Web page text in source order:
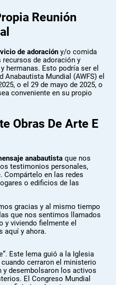
Reunión
de adoración y/o comida
de adoración y
hermanas. Esto podría ser el
Anabautista Mundial (AWFS) el
o el 29 de mayo de 2025, o
conveniente en su propio
Obras De Arte E
anabautistaque nos
testimonios personales,
Compártelo en las redes
o edificios de las
gracias y al mismo tiempo
que nos sentimos llamados
y viviendo fielmente el
aquí y ahora.
Este lema guió a la Iglesia
cerraron el ministerio
y desembolsaron los activos
El Congreso Mundial